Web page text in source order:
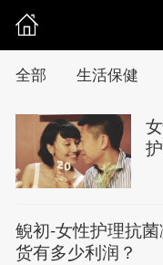
全部 生活保健
鲵初-女性护理抗
货有多少利润？